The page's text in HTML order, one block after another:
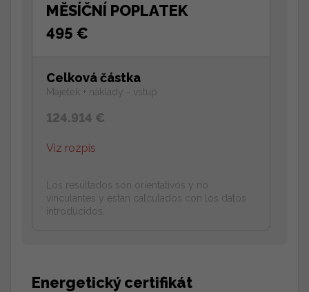
MĚSÍČNÍ POPLATEK
495 €
Celková částka
Majetek + náklady - vstup
124.914 €
Viz rozpis
Los resultados son orientativos y no
vinculantes y estan calculados con los datos
introducidos.
Energetický certifikát